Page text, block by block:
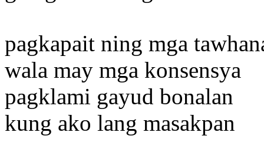
pagkapait ning mga
wala may mga konsensya
pagklami gayud bonalan
kung ako lang masakpan